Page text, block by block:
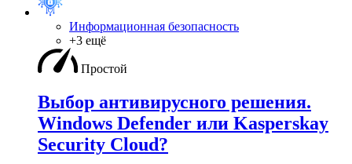
Информационная безопасность
+3 ещё
Простой
Выбор антивирусного решения.
Windows Defender или Kasperskay
Security Cloud?